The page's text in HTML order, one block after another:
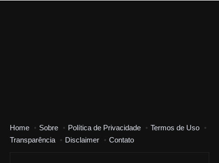
Home Sobre Política de Privacidade
Termos de Uso
Transparência
Disclaimer Contato